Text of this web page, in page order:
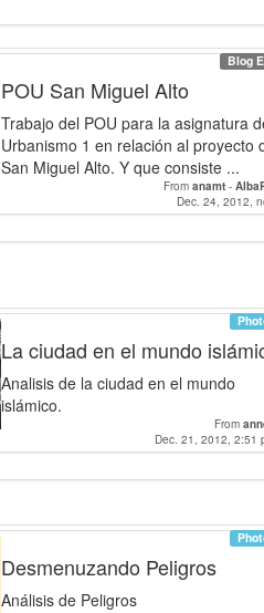
Blog
POU San Miguel Alto
Trabajo del POU para la asignatura
Urbanismo 1 en relación al proyecto
San Miguel Alto. Y que consiste ...
From anamt -
Dec. 24, 2012,
La ciudad en el mundo
Analisis de la ciudad en el mundo
islámico.
From
Dec. 21, 2012, 2:51
Desmenuzando Peligros
Análisis de Peligros